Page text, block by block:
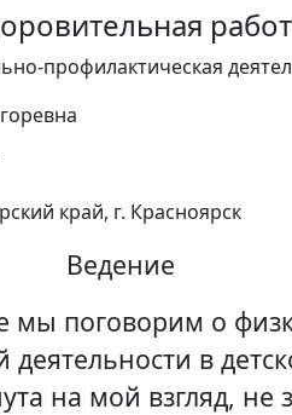
профилактическая
край, г. Красноярск
Ведение
мы поговорим о
в
на мой взгляд, не